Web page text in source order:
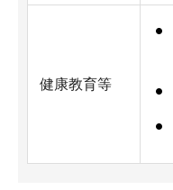
健康教育等